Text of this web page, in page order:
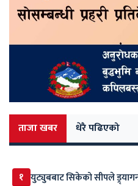
ताजा खबर धेरै पढिएको
१ युट्युबबाट सिकेको सीपले